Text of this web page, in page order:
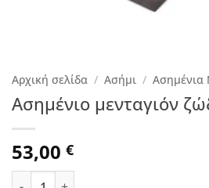
Αρχική σελίδα / Ασήμι / Ασημένια
Ασημένιο μενταγιόν
53,00 €
Ασημένιο μενταγιόν ζώδιο